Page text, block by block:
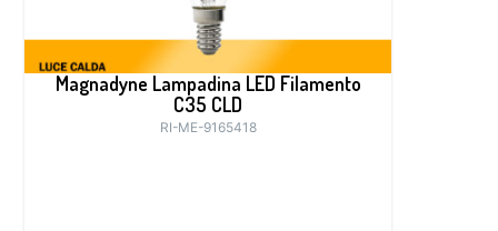
Magnadyne Lampadina LED Filamento
C35 CLD
RI-ME-9165418